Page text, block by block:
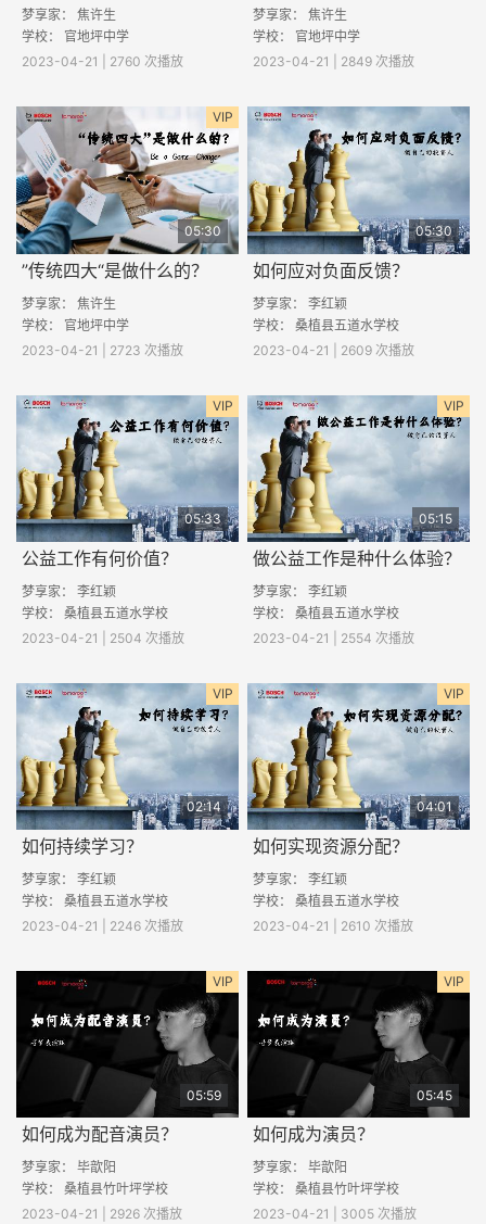
梦享家： 焦许生
学校： 官地坪中学
2023-04-21 | 2760 次播放
梦享家： 焦许生
学校： 官地坪中学
2023-04-21 | 2849 次播放
VIP
05:30
”传统四大“是做什么的？
梦享家： 焦许生
学校： 官地坪中学
2023-04-21 | 2723 次播放
05:30
如何应对负面反馈？
梦享家： 李红颖
学校： 桑植县五道水学校
2023-04-21 | 2609 次播放
VIP
05:33
公益工作有何价值？
梦享家： 李红颖
学校： 桑植县五道水学校
2023-04-21 | 2504 次播放
VIP
05:15
做公益工作是种什么体验？
梦享家： 李红颖
学校： 桑植县五道水学校
2023-04-21 | 2554 次播放
VIP
02:14
如何持续学习？
梦享家： 李红颖
学校： 桑植县五道水学校
2023-04-21 | 2246 次播放
VIP
04:01
如何实现资源分配？
梦享家： 李红颖
学校： 桑植县五道水学校
2023-04-21 | 2610 次播放
VIP
05:59
如何成为配音演员？
梦享家： 毕歆阳
学校： 桑植县竹叶坪学校
2023-04-21 | 2926 次播放
VIP
05:45
如何成为演员？
梦享家： 毕歆阳
学校： 桑植县竹叶坪学校
2023-04-21 | 3005 次播放